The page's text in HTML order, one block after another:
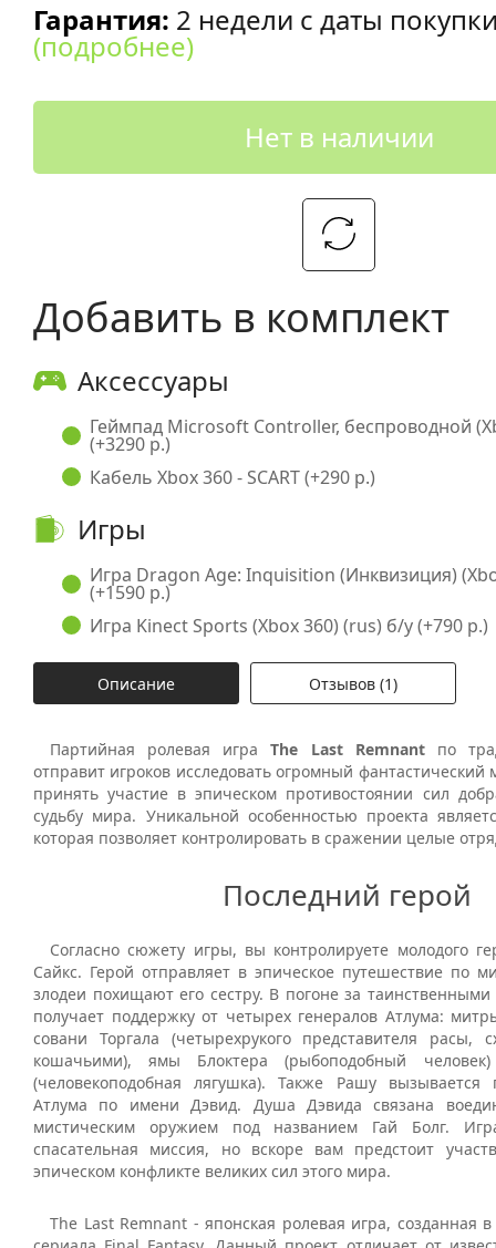
Гарантия: 2 недели с даты
(подробнее)
Нет в наличии
Добавить в комплект
Аксессуары
Геймпад Microsoft Controller, беспроводной
(+3290 р.)
Кабель Xbox 360 - SCART (+290 р.)
Игры
Игра Dragon Age: Inquisition (Инквизиция)
(+1590 р.)
Игра Kinect Sports (Xbox 360) (rus) б/у (+790 р.)
Описание Отзывов (1)
Партийная ролевая играThe Last Remnant по
отправит игроков исследовать огромный
принять участие в эпическом противостоянии сил
судьбу мира. Уникальной особенностью проекта
которая позволяет контролировать в сражении целые
Последний герой
Согласно сюжету игры, вы контролируете молодого
Сайкс. Герой отправляет в эпическое путешествие по
злодеи похищают его сестру. В погоне за
получает поддержку от четырех генералов Атлума:
совани Торгала (четырехрукого представителя расы,
кошачьими), ямы Блоктера (рыбоподобный
(человекоподобная лягушка). Также Рашу вызывается
Атлума по имени Дэвид. Душа Дэвида связана
мистическим оружием под названием Гай Болг.
спасательная миссия, но вскоре вам предстоит
эпическом конфликте великих сил этого мира.
The Last Remnant - японская ролевая игра, созданная